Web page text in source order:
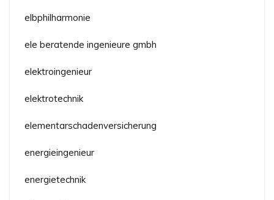
elbphilharmonie
ele beratende ingenieure gmbh
elektroingenieur
elektrotechnik
elementarschadenversicherung
energieingenieur
energietechnik